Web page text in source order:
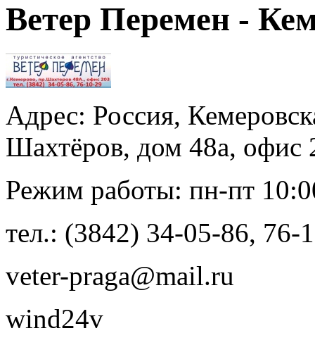
Ветер Перемен -
Адрес: Россия,
Шахтёров, дом 48а, офис
Режим работы: пн-пт
тел.: (3842) 34-05-86, 76-
veter-praga@mail.ru
wind24v